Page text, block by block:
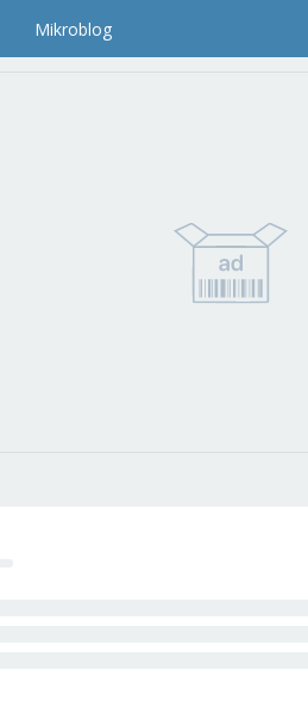
Mikroblog